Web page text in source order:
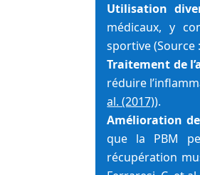
Utilisation
médicaux, y
sportive (Source :
Traitement de
réduire
al. (2017)).
Amélioration
que la PBM